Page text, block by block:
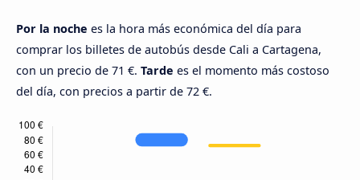
Por la noche es la hora más económica del día para
comprar los billetes de autobús desde Cali a Cartagena,
con un precio de 71 €. Tarde es el momento más costoso
del día, con precios a partir de 72 €.